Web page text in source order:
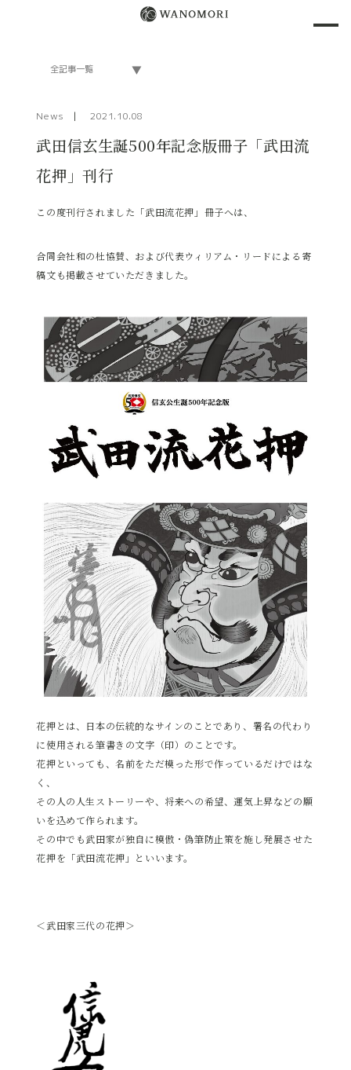
News 2021.10.08
武田信玄生誕500年記念版冊子「武田流
花押」刊行
この度刊行されました「武田流花押」冊子へは、
合同会社和の杜協賛、および代表ウィリアム・リードによる寄
稿文も掲載させていただきました。
花押とは、日本の伝統的なサインのことであり、署名の代わり
に使用される筆書きの文字（印）のことです。
花押といっても、名前をただ模った形で作っているだけではな
く、
その人の人生ストーリーや、将来への希望、運気上昇などの願
いを込めて作られます。
その中でも武田家が独自に模倣・偽筆防止策を施し発展させた
花押を「武田流花押」といいます。
＜武田家三代の花押＞